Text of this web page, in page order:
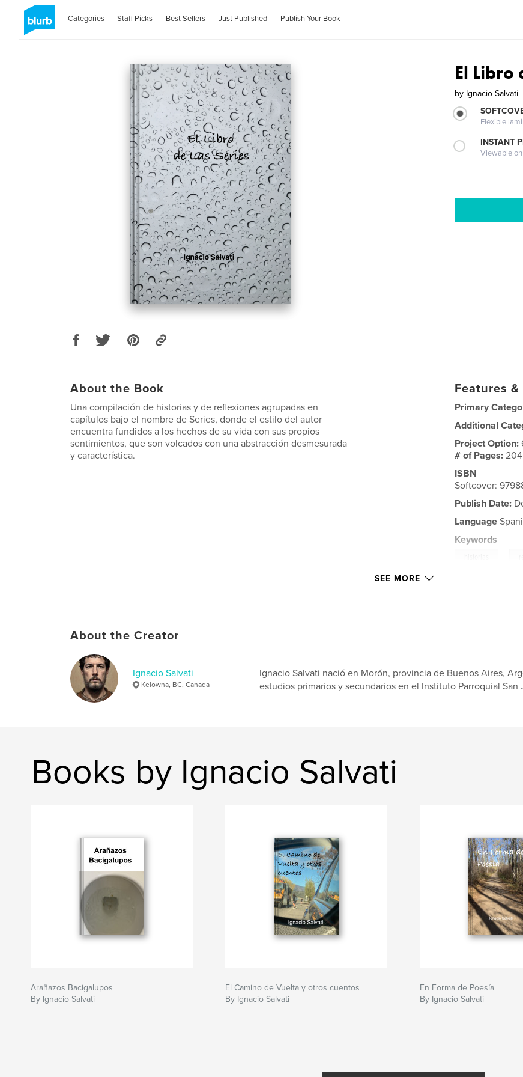
Categories Staff Picks Best Sellers Just Published Publish Your Book
El Libro
by Ignacio Salvati
Flexible
INSTANT
Viewable
About the Book
Una compilación de historias y de reflexiones agrupadas en
capítulos bajo el nombre de Series, donde el estilo del autor
encuentra fundidos a los hechos de su vida con sus propios
sentimientos, que son volcados con una abstracción desmesurada
y característica.
Features
Primary
Additional
Project Option:
# of Pages:204
ISBN
Softcover:
Publish Date:
Language
Keywords
SEE MORE
About the Creator
Ignacio Salvati
Kelowna, BC, Canada
Ignacio Salvati nació en Morón, provincia de Buenos Aires,
estudios primarios y secundarios en el Instituto Parroquial San
Books by Ignacio Salvati
Arañazos Bacigalupos
By Ignacio Salvati
El Camino de Vuelta y otros cuentos
By Ignacio Salvati
En Forma de Poesía
By Ignacio Salvati